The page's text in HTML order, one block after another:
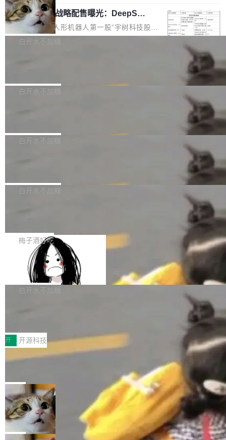
是项目级别的官方立场，目前由五个团队采纳，
但它可能是主流开源项目中关于 AI 辅助贡献最
细致的一份规则。 政策的核心只有一句话：LLM
可以用来分析、提炼、审阅、建议，但不能用来
不得生成涉及安全性的关键变更，除非作者本身
宇树科技 IPO 战略配售曝光：DeepSe
ek 获配 93.3 万股，锁定 36 个月
8月6日晚间，“人形机器人第一股”宇树科技股份
有限公司披露IPO发行价格及战略配售结果，杭
36个月。 公告显示，本次宇树科技战略配售对
员工参与设立的专项资产管理计划。其中，Dee
获配9...
白开水不加糖
Bug fixes and enhancements 修复多次传递同
一个回归问题，该问题导致拉取镜像时会拒绝包
题，该问题可能导致在旧版 Linux 内核...
白开水不加糖
e 孵化器项目管理委员会（IPMC）投票中获得
P）！这一里程碑不仅标志着 Fluss 迈入新的发
白开水不加糖
长期停止内容更新，未能实现其作为“AI版维基百
提交的编辑请求也长期处于待处理状态。 Groki
pedia 于去年底上线，定位为由人工智能生成内
容的百科平台，被马斯克视为传统众包百科网站
维基百科的替代方案。Lawfare 调查发现，无论
热门页面还是低关注度页面，均未出现近期更
白开水不加糖
是这样的：配 MessageSource 的 Bean、写 R
eloadableResourceBundleMessageSource、
声明 LocaleResolver、注册 LocaleChangeInt
erceptor…五六步之后才能看到第一行翻译文
本。 Solon 换了个方式。整个 i18n 模块围绕三
梅子酒好吃
Apache Doris 4.1 全面增强 Iceberg：
支持 UPDATE、MERGE INTO 与 Iceb
erg V3
Apache Doris 4.1 要补齐的，正是缺失的那一
半。在已有查询能力的基础上，Doris 进一步支
常维护操作，并完整支持 Iceberg V3 格式。
白开水不加糖
村国家自主创新示范区会议中心开幕。本届大会
由中关村智联软件服务业质量创新联盟主办，以
“智构可信·质创未来——AI原生时代的质量新范
式”为主题，直面AI从实验室走向规模化产业落地
的核心质量命题。会上，《2026智能研发生产力
工具选型手册》发布，Testin云测的Testin XAge
nt智能测试系统入选AI测试领域代表产品。对CI
O而言，这提示了一个转变：AI测试正在从效率
工具升级为企业的质量基础设施。 CIO面对的新
开 开源科技
让非法状态不可表示：一篇关于 ADT
有一种东西，一旦用过就回不去了。Alex Fedos
eev 管它叫"软件设计的基石"。 他说的东西不新
鲜——代数数据类型（ADT），尤其是和类型
（sum type）。但他说清楚了一件事：这不是类
型系统的学术体操，是日常编码的思维方式。 文
章从一个简单的例子切入。一个网站的深色主题
局
Cloudflare 开源内部企业 AI 平台 Clou
dflare OS
Cloudflare 发布了一个开源项目 Cloudflare O
S。如果你只看官方博客，你会觉得这是又一